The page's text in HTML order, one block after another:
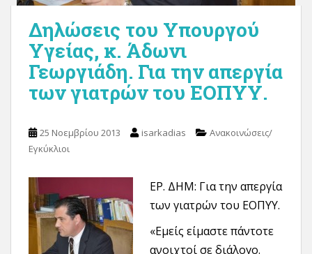
Δηλώσεις του Υπουργού
Υγείας, κ. Άδωνι
Γεωργιάδη. Για την απεργία
των γιατρών του ΕΟΠΥΥ.
25 Νοεμβρίου 2013 isarkadias
Ανακοινώσεις/
Εγκύκλιοι
ΕΡ. ΔΗΜ: Για την απεργία
των γιατρών του ΕΟΠΥΥ.
«Εμείς είμαστε πάντοτε
ανοιχτοί σε διάλογο.